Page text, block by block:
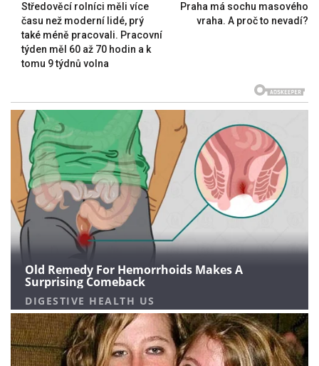
Středověcí rolníci měli více
času než moderní lidé, prý
také méně pracovali. Pracovní
týden měl 60 až 70 hodin a k
tomu 9 týdnů volna
Praha má sochu masového
vraha. A proč to nevadí?